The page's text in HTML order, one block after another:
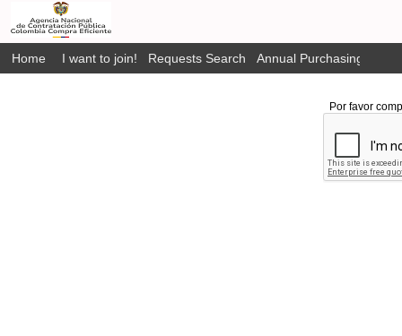
Home I want to join! Requests Search Annual Purchasing Plan
Por favor